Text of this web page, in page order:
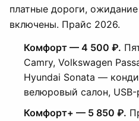
платные дороги,
включены. Прайс 2026.
Комфорт — 4 500 ₽.
Camry, Volkswagen
Hyundai Sonata —
велюровый салон, USB-
Комфорт+ — 5 850 ₽.